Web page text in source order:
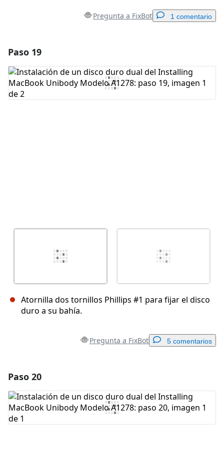
Pregunta a FixBot 1 comentario
Agregar Comentario
Paso 19
Atornilla dos tornillos Phillips #1 para fijar el disco
duro a su bahía.
Pregunta a FixBot 5 comentarios
Agregar Comentario
Paso 20